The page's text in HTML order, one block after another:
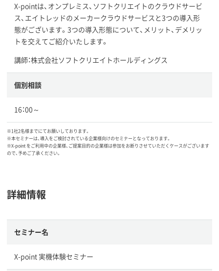
X-pointは、オンプレミス、ソフトクリエイトのクラウドサービ
ス、エイトレッドのメーカークラウドサービスと3つの導入形
態がございます。3つの導入形態について、メリット、デメリッ
トを交えてご紹介いたします。
講師：株式会社ソフトクリエイトホールディングス
個別相談
16：00～
※1社2名様までにてお願いしております。
※本セミナーは、導入をご検討されている企業様向けのセミナーとなっております。
※X-point をご利用中の企業様、ご提案目的の企業様は参加をお断りさせていただくケースがございます
ので、予めご了承ください。
詳細情報
セミナー名
X-point 実機体験セミナー